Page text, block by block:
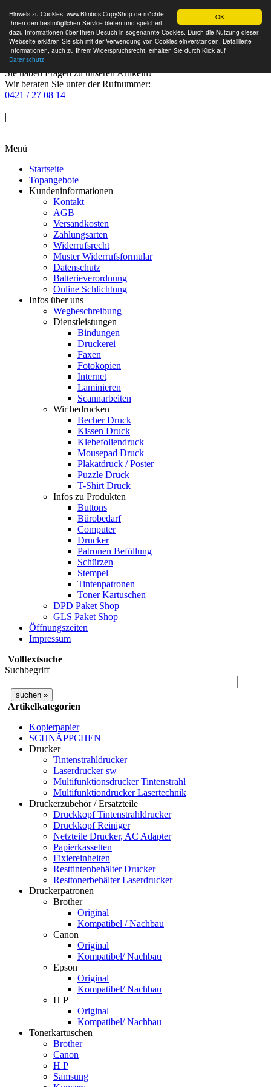
OK
Hinweis zu Cookies: www.Bimbos-CopyShop.de möchte
Ihnen den bestmöglichen Service bieten und speichert
dazu Informationen über Ihren Besuch in sogenannte Cookies. Durch die Nutzung dieser
Webseite erklären Sie sich mit der Verwendung von Cookies einverstanden. Detaillierte
Informationen, auch zu Ihrem Widerspruchsrecht, erhalten Sie durch Klick auf
Datenschutz
Sie haben Fragen zu unseren Artikeln?
Wir beraten Sie unter der Rufnummer:
0421 / 27 08 14
|
Menü
Startseite
Topangebote
Kundeninformationen
Kontakt
AGB
Versandkosten
Zahlungsarten
Widerrufsrecht
Muster Widerrufsformular
Datenschutz
Batterieverordnung
Online Schlichtung
Infos über uns
Wegbeschreibung
Dienstleistungen
Bindungen
Druckerei
Faxen
Fotokopien
Internet
Laminieren
Scannarbeiten
Wir bedrucken
Becher Druck
Kissen Druck
Klebefoliendruck
Mousepad Druck
Plakatdruck / Poster
Puzzle Druck
T-Shirt Druck
Infos zu Produkten
Buttons
Bürobedarf
Computer
Drucker
Patronen Befüllung
Schürzen
Stempel
Tintenpatronen
Toner Kartuschen
DPD Paket Shop
GLS Paket Shop
Öffnungszeiten
Impressum
Volltextsuche
Suchbegriff
Artikelkategorien
Kopierpapier
SCHNÄPPCHEN
Drucker
Tintenstrahldrucker
Laserdrucker sw
Multifunktionsdrucker Tintenstrahl
Multifunktiondrucker Lasertechnik
Druckerzubehör / Ersatzteile
Druckkopf Tintenstrahldrucker
Druckkopf Reiniger
Netzteile Drucker, AC Adapter
Papierkassetten
Fixiereinheiten
Resttintenbehälter Drucker
Resttonerbehälter Laserdrucker
Druckerpatronen
Brother
Original
Kompatibel / Nachbau
Canon
Original
Kompatibel/ Nachbau
Epson
Original
Kompatibel/ Nachbau
H P
Original
Kompatibel/ Nachbau
Tonerkartuschen
Brother
Canon
H P
Samsung